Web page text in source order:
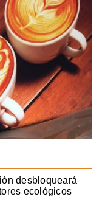
desbloqueará
ecológicos